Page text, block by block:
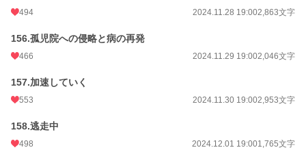
494 2024.11.28 19:002,863文字
156.孤児院への侵略と病の再発
466 2024.11.29 19:002,046文字
157.加速していく
553 2024.11.30 19:002,953文字
158.逃走中
498 2024.12.01 19:001,765文字